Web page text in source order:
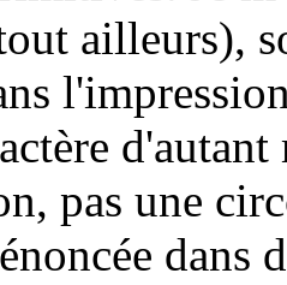
ailleurs),
pas une
dans